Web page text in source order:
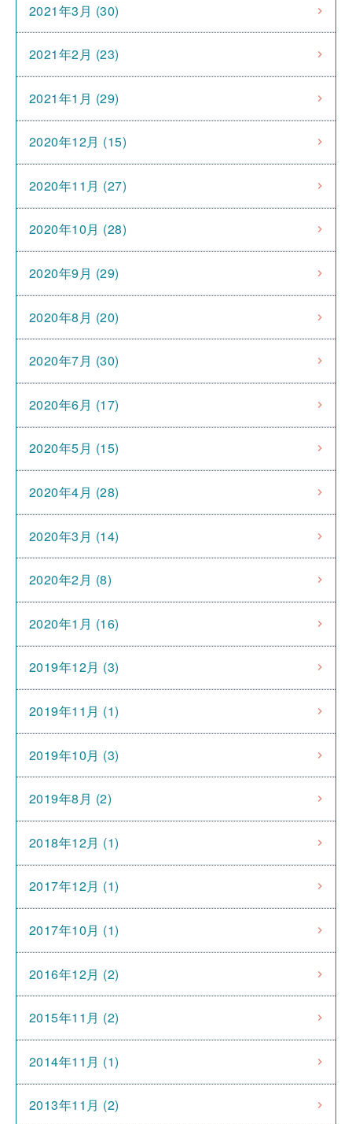
2021年3月 (30)
2021年2月 (23)
2021年1月 (29)
2020年12月 (15)
2020年11月 (27)
2020年10月 (28)
2020年9月 (29)
2020年8月 (20)
2020年7月 (30)
2020年6月 (17)
2020年5月 (15)
2020年4月 (28)
2020年3月 (14)
2020年2月 (8)
2020年1月 (16)
2019年12月 (3)
2019年11月 (1)
2019年10月 (3)
2019年8月 (2)
2018年12月 (1)
2017年12月 (1)
2017年10月 (1)
2016年12月 (2)
2015年11月 (2)
2014年11月 (1)
2013年11月 (2)